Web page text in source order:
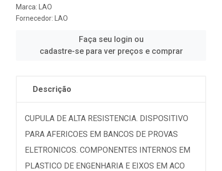
Marca:
LAO
Fornecedor:
LAO
Faça seu login ou
cadastre-se para ver preços e comprar
Descrição
CUPULA DE ALTA RESISTENCIA. DISPOSITIVO
PARA AFERICOES EM BANCOS DE PROVAS
ELETRONICOS. COMPONENTES INTERNOS EM
PLASTICO DE ENGENHARIA E EIXOS EM ACO